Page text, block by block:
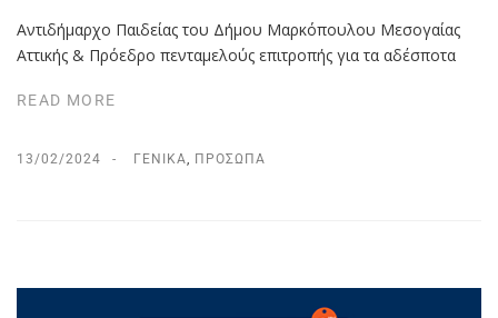
Αντιδήμαρχο Παιδείας του Δήμου Μαρκόπουλου Μεσογαίας
Αττικής & Πρόεδρο πενταμελούς επιτροπής για τα αδέσποτα
READ MORE
13/02/2024 ΓΕΝΙΚΆ ΠΡΌΣΩΠΑ